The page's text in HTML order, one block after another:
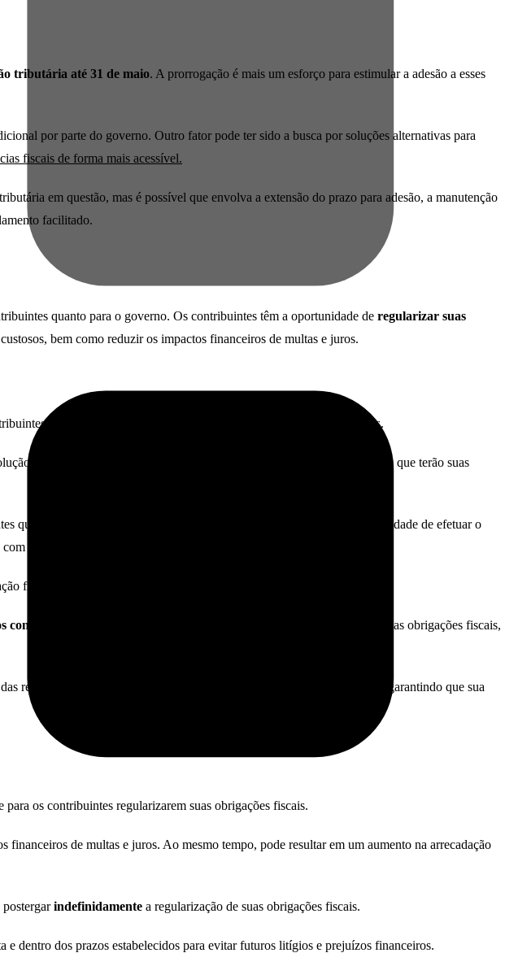
tributária até 31 de maio. A prorrogação é mais um esforço para estimular a adesão a esses
por parte do governo. Outro fator pode ter sido a busca por soluções alternativas para
fiscais de forma mais acessível.
em questão, mas é possível que envolva a extensão do prazo para adesão, a manutenção
facilitado.
quanto para o governo. Os contribuintes têm a oportunidade de regularizar suas
bem como reduzir os impactos financeiros de multas e juros.
podem aderir ao programa e efetuar o pagamento de seus débitos.
de litígios fiscais. Podemos citar os tribunais administrativos e judiciais que terão suas
que estavam com dificuldades financeiras. Em muitos casos, a impossibilidade de efetuar o
as autoridades fiscais.
fiscal de forma mais viável financeiramente.
contribuintes
, levando alguns a postergar ainda mais a regularização de suas obrigações fiscais,
regras e condições do programa evitando possíveis problemas futuros e garantindo que sua
para os contribuintes regularizarem suas obrigações fiscais.
financeiros de multas e juros. Ao mesmo tempo, pode resultar em um aumento na arrecadação
postergarindefinidamente a regularização de suas obrigações fiscais.
dentro dos prazos estabelecidos para evitar futuros litígios e prejuízos financeiros.